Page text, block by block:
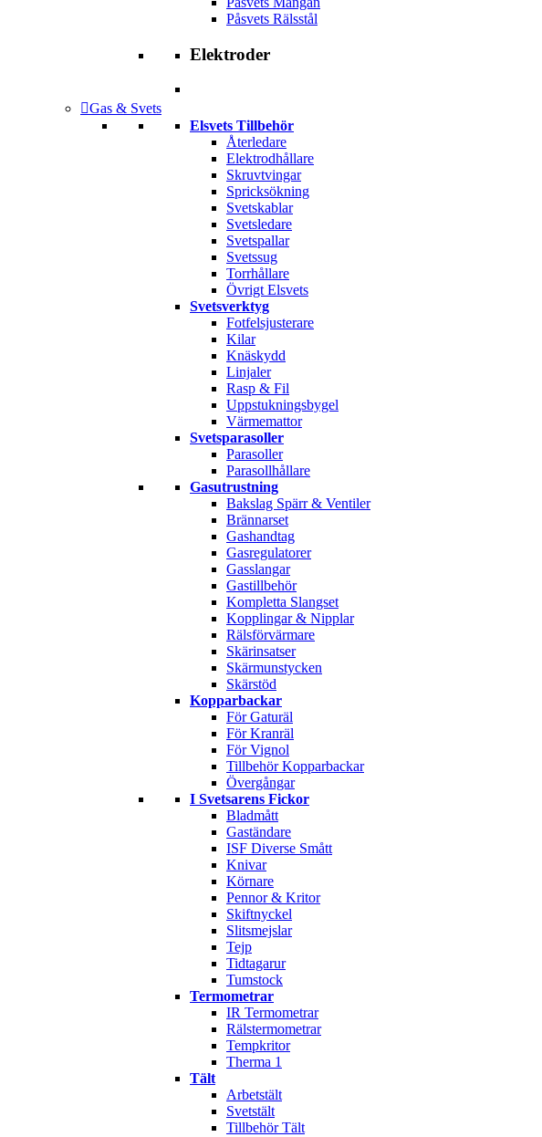
Påsvets Rälsstål
Elektroder
Gas & Svets
Elsvets Tillbehör
Återledare
Elektrodhållare
Skruvtvingar
Spricksökning
Svetskablar
Svetsledare
Svetspallar
Svetssug
Torrhållare
Övrigt Elsvets
Svetsverktyg
Fotfelsjusterare
Kilar
Knäskydd
Linjaler
Rasp & Fil
Uppstukningsbygel
Värmemattor
Svetsparasoller
Parasoller
Parasollhållare
Gasutrustning
Bakslag Spärr & Ventiler
Brännarset
Gashandtag
Gasregulatorer
Gasslangar
Gastillbehör
Kompletta Slangset
Kopplingar & Nipplar
Rälsförvärmare
Skärinsatser
Skärmunstycken
Skärstöd
Kopparbackar
För Gaturäl
För Kranräl
För Vignol
Tillbehör Kopparbackar
Övergångar
I Svetsarens Fickor
Bladmått
Gaständare
ISF Diverse Smått
Knivar
Körnare
Pennor & Kritor
Skiftnyckel
Slitsmejslar
Tejp
Tidtagarur
Tumstock
Termometrar
IR Termometrar
Rälstermometrar
Tempkritor
Therma 1
Tält
Arbetstält
Svetstält
Tillbehör Tält